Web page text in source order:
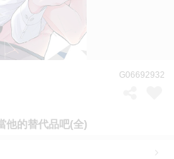
G06692932
他的替代品吧(全)